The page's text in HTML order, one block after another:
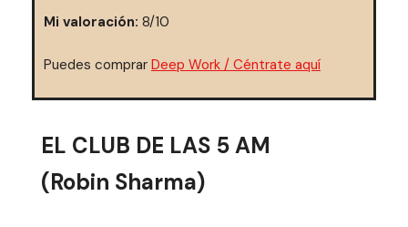
Mi valoración: 8/10
Puedes comprar Deep Work / Céntrate aquí
EL CLUB DE LAS 5 AM
(Robin Sharma)